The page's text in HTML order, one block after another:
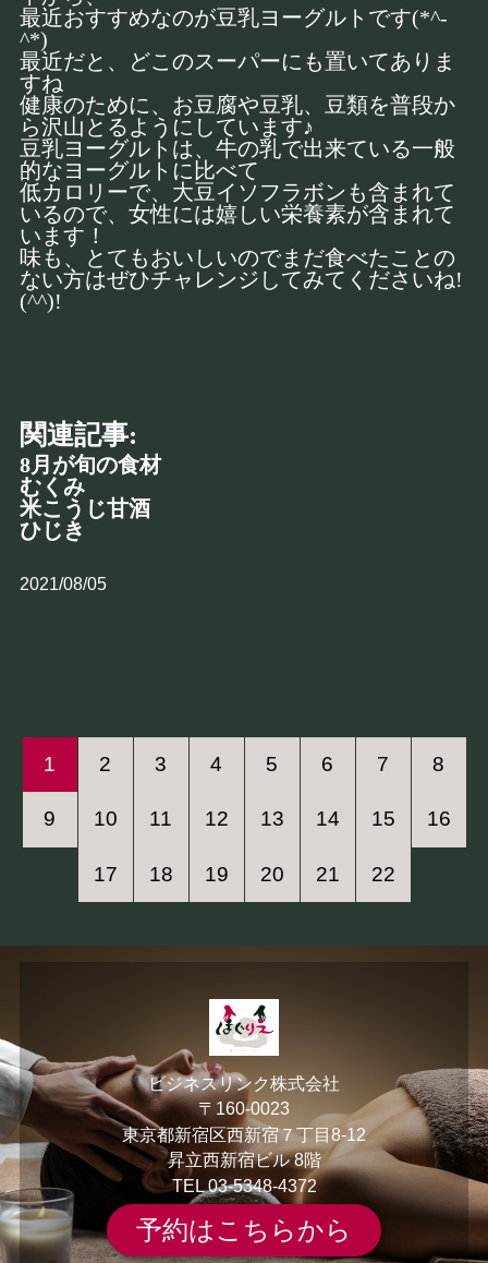
最近おすすめなのが豆乳ヨーグルトです(*^-
^*)
最近だと、どこのスーパーにも置いてありま
すね
健康のために、お豆腐や豆乳、豆類を普段か
ら沢山とるようにしています♪
豆乳ヨーグルトは、牛の乳で出来ている一般
的なヨーグルトに比べて
低カロリーで、大豆イソフラボンも含まれて
いるので、女性には嬉しい栄養素が含まれて
います！
味も、とてもおいしいのでまだ食べたことの
ない方はぜひチャレンジしてみてくださいね!
(^^)!
関連記事:
8月が旬の食材
むくみ
米こうじ甘酒
ひじき
2021/08/05
1 2 3 4 5 6 7 8
9 10 11 12 13 14 15 16
17 18 19 20 21 22
ビジネスリンク株式会社
〒160-0023
東京都新宿区西新宿７丁目8-12
昇立西新宿ビル 8階
TEL03-5348-4372
予約はこちらから